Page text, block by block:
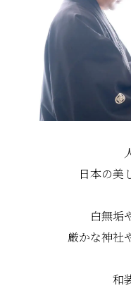
日本の美
白無垢
厳かな神社
和